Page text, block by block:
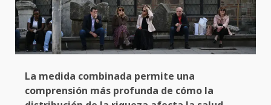
La medida combinada permite una
comprensión más profunda de cómo la